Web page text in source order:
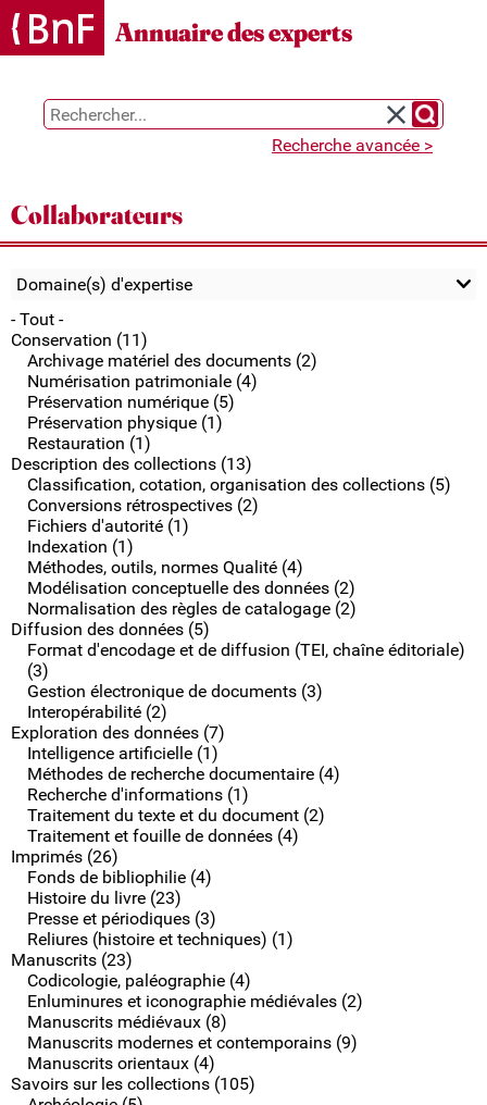
Annuaire des experts
Réinitialiser la
Chercher
Recherche avancée >
Collaborateurs
Domaine(s) d'expertise
- Tout -
Conservation (11)
Archivage matériel des documents (2)
Numérisation patrimoniale (4)
Préservation numérique (5)
Préservation physique (1)
Restauration (1)
Description des collections (13)
Classification, cotation, organisation des collections (5)
Conversions rétrospectives (2)
Fichiers d'autorité (1)
Indexation (1)
Méthodes, outils, normes Qualité (4)
Modélisation conceptuelle des données (2)
Normalisation des règles de catalogage (2)
Diffusion des données (5)
Format d'encodage et de diffusion (TEI, chaîne éditoriale)
(3)
Gestion électronique de documents (3)
Interopérabilité (2)
Exploration des données (7)
Intelligence artificielle (1)
Méthodes de recherche documentaire (4)
Recherche d'informations (1)
Traitement du texte et du document (2)
Traitement et fouille de données (4)
Imprimés (26)
Fonds de bibliophilie (4)
Histoire du livre (23)
Presse et périodiques (3)
Reliures (histoire et techniques) (1)
Manuscrits (23)
Codicologie, paléographie (4)
Enluminures et iconographie médiévales (2)
Manuscrits médiévaux (8)
Manuscrits modernes et contemporains (9)
Manuscrits orientaux (4)
Savoirs sur les collections (105)